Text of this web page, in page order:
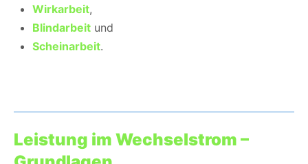
Wirkarbeit,
Blindarbeit und
Scheinarbeit.
Leistung im Wechselstrom –